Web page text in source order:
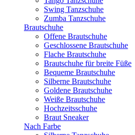
Swing Tanzschuhe
Zumba Tanzschuhe
Brautschuhe
Offene Brautschuhe
Geschlossene Brautschuhe
Flache Brautschuhe
Brautschuhe für breite Füße
Bequeme Brautschuhe
Silberne Brautschuhe
Goldene Brautschuhe
Weiße Brautschuhe
Hochzeitsschuhe
Braut Sneaker
Nach Farbe